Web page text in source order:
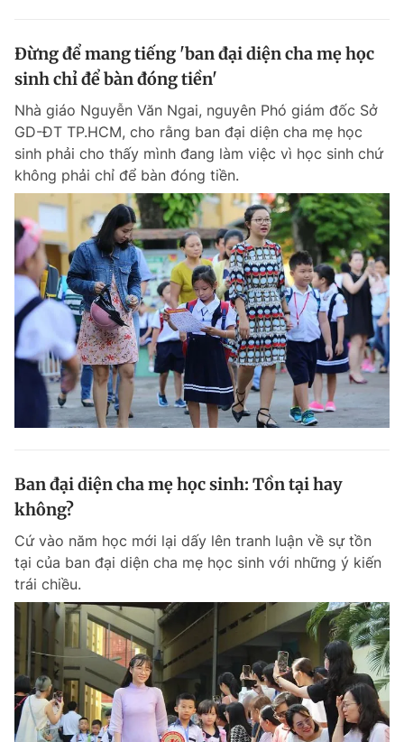
Đừng để mang tiếng 'ban đại diện cha mẹ học
sinh chỉ để bàn đóng tiền'
Nhà giáo Nguyễn Văn Ngai, nguyên Phó giám đốc Sở
GD-ĐT TP.HCM, cho rằng ban đại diện cha mẹ học
sinh phải cho thấy mình đang làm việc vì học sinh chứ
không phải chỉ để bàn đóng tiền.
Ban đại diện cha mẹ học sinh: Tồn tại hay
không?
Cứ vào năm học mới lại dấy lên tranh luận về sự tồn
tại của ban đại diện cha mẹ học sinh với những ý kiến
trái chiều.